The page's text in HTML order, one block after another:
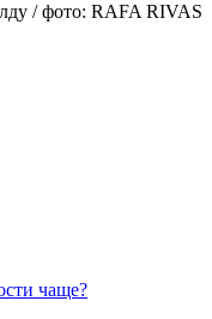
/ фото: RAFA RIVAS
чаще?